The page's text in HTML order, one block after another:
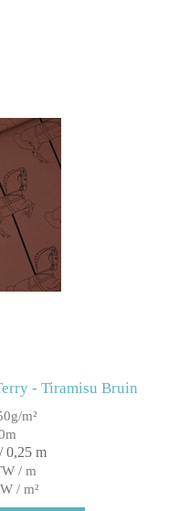
- Tiramisu Bruin
m²
0,25 m
/ m
/ m²